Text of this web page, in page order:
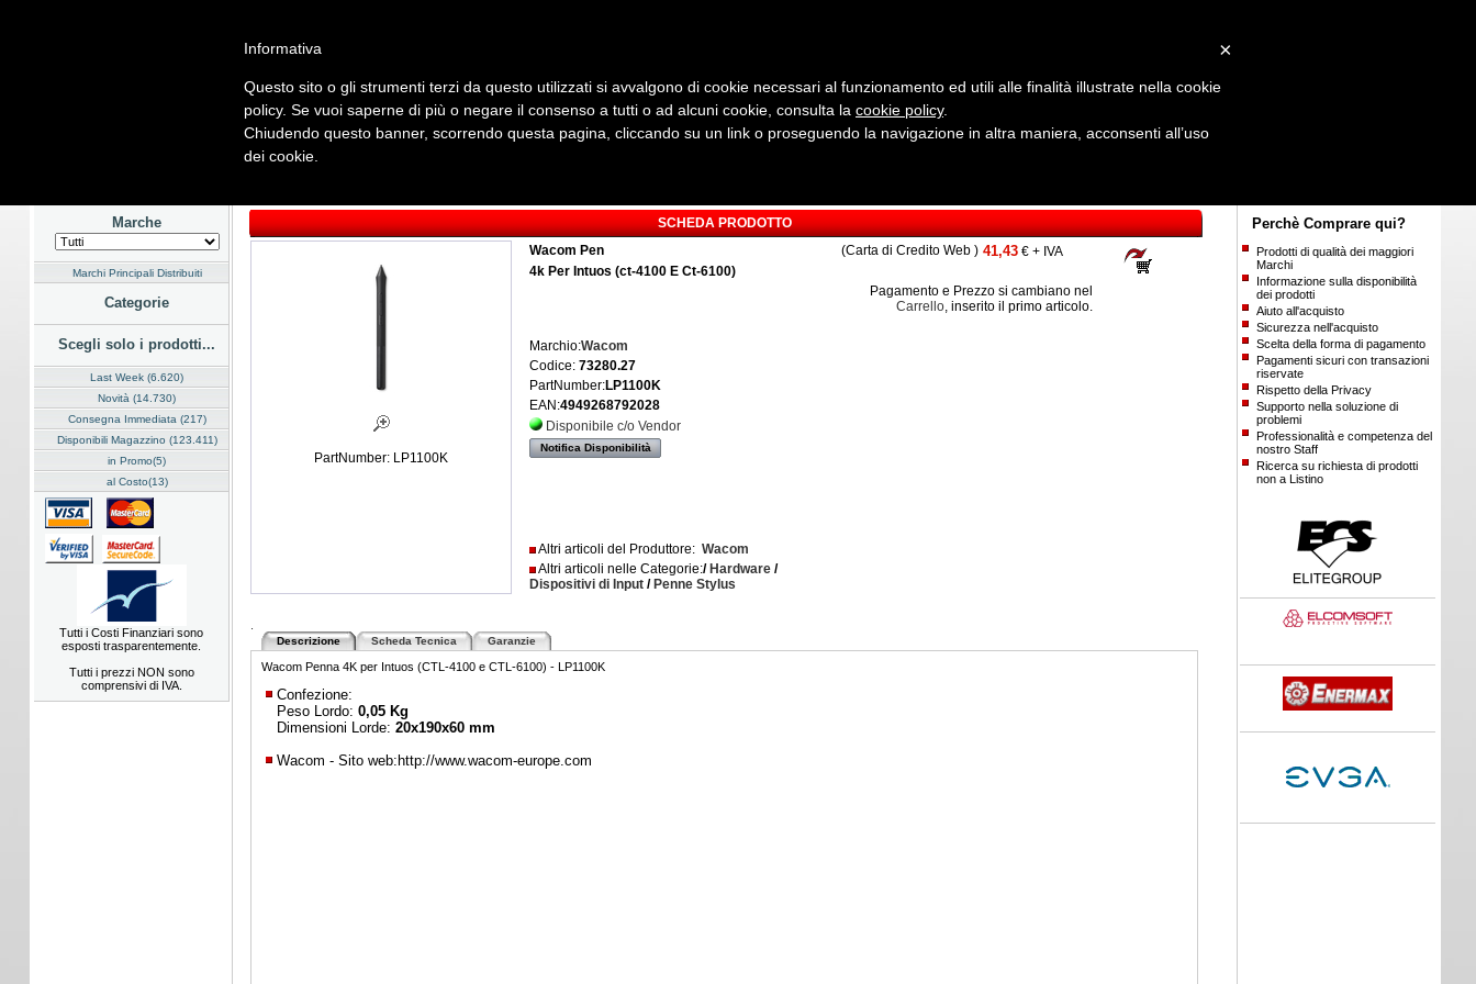
Dati Cliente Servizi Company
Cerca:
Fotografia Telefonia Audio Video Energia Sicurezza e Automazione Servizi
Robotica
Marche
Marchi Principali Distribuiti
Categorie
Scegli solo i prodotti...
Last Week (6.620)
Novità (14.730)
Consegna Immediata (217)
Disponibili Magazzino (123.411)
in Promo(5)
al Costo(13)
Tutti i Costi Finanziari sono
esposti trasparentemente.
Tutti i prezzi NON sono
comprensivi di IVA.
SCHEDA PRODOTTO
PartNumber: LP1100K
Wacom Pen (Carta di Credito Web ) 41,43 € + IVA
4k Per Intuos (ct-4100 E Ct-6100)
Pagamento e Prezzo si cambiano nel
Carrello, inserito il primo articolo.
Marchio:Wacom
Codice: 73280.27
PartNumber:LP1100K
EAN:4949268792028
Disponibile c/o Vendor
Notifica Disponibilità
Altri articoli del Produttore:Wacom
Altri articoli nelle Categorie:/ Hardware /
Dispositivi di Input / Penne Stylus
Descrizione Scheda Tecnica Garanzie
Wacom Penna 4K per Intuos (CTL-4100 e CTL-6100) - LP1100K
Confezione:
Peso Lordo: 0,05 Kg
Dimensioni Lorde: 20x190x60 mm
Wacom - Sito web: http://www.wacom-europe.com
Perchè Comprare qui?
Prodotti di qualità dei maggiori
Marchi
Informazione sulla disponibilità
dei prodotti
Aiuto all'acquisto
Sicurezza nell'acquisto
Scelta della forma di pagamento
Pagamenti sicuri con transazioni
riservate
Rispetto della Privacy
Supporto nella soluzione di
problemi
Professionalità e competenza del
nostro Staff
Ricerca su richiesta di prodotti
non a Listino
×
Informativa
Questo sito o gli strumenti terzi da questo utilizzati si avvalgono di cookie necessari al funzionamento ed utili alle finalità illustrate nella cookie
policy. Se vuoi saperne di più o negare il consenso a tutti o ad alcuni cookie, consulta la cookie policy.
Chiudendo questo banner, scorrendo questa pagina, cliccando su un link o proseguendo la navigazione in altra maniera, acconsenti all’uso
dei cookie.